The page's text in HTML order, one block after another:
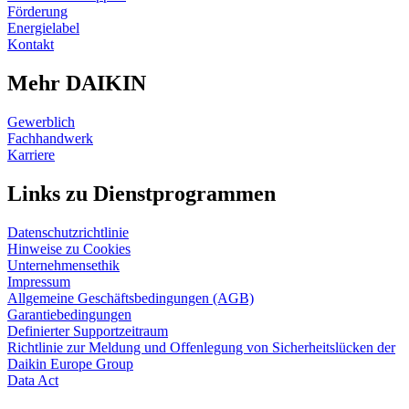
Förderung
Energielabel
Kontakt
Mehr DAIKIN
Gewerblich
Fachhandwerk
Karriere
Links zu Dienstprogrammen
Datenschutzrichtlinie
Hinweise zu Cookies
Unternehmensethik
Impressum
Allgemeine Geschäftsbedingungen (AGB)
Garantiebedingungen
Definierter Supportzeitraum
Richtlinie zur Meldung und Offenlegung von Sicherheitslücken der
Daikin Europe Group
Data Act